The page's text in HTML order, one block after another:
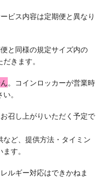
ビス内容は定期便と異なり
と同様の規定サイズ内の
きます。
。コインロッカーが営業時
。
召し上がりいただく予定で
ど、提供方法・タイミン
す。
ルギー対応はできかねま